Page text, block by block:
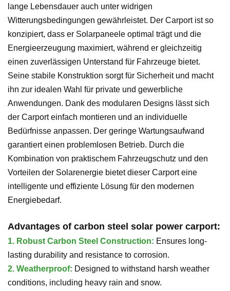
lange Lebensdauer auch unter widrigen
Witterungsbedingungen gewährleistet. Der Carport ist so
konzipiert, dass er Solarpaneele optimal trägt und die
Energieerzeugung maximiert, während er gleichzeitig
einen zuverlässigen Unterstand für Fahrzeuge bietet.
Seine stabile Konstruktion sorgt für Sicherheit und macht
ihn zur idealen Wahl für private und gewerbliche
Anwendungen. Dank des modularen Designs lässt sich
der Carport einfach montieren und an individuelle
Bedürfnisse anpassen. Der geringe Wartungsaufwand
garantiert einen problemlosen Betrieb. Durch die
Kombination von praktischem Fahrzeugschutz und den
Vorteilen der Solarenergie bietet dieser Carport eine
intelligente und effiziente Lösung für den modernen
Energiebedarf.
Advantages of carbon steel solar power carport:
1. Robust Carbon Steel Construction: Ensures long-
lasting durability and resistance to corrosion.
2. Weatherproof: Designed to withstand harsh weather
conditions, including heavy rain and snow.